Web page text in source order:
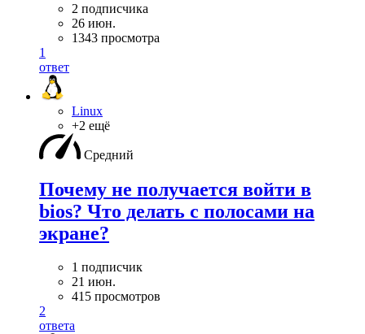
2 подписчика
26 июн.
1343 просмотра
1
ответ
Linux
+2 ещё
Средний
Почему не получается войти в
bios? Что делать с полосами на
экране?
1 подписчик
21 июн.
415 просмотров
2
ответа